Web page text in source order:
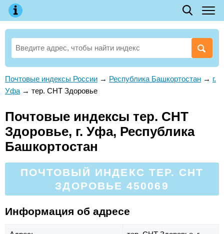
Почтовые индексы России → Республика Башкортостан → г.
Уфа → тер. СНТ Здоровье
Почтовые индексы тер. СНТ
Здоровье, г. Уфа, Республика
Башкортостан
ПОЧТОВЫЙ ИНДЕКС ТЕР. СНТ
ЗДОРОВЬЕ 450069
Информация об адресе